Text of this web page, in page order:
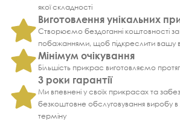
якої складності
Виготовлення унікальних
Створюємо бездоганні коштовності
побажаннями, щоб підкреслити вашу
Мінімум очікування
Більшість прикрас виготовляємо
3 роки гарантії
Ми впевнені у своїх прикрасах та
безкоштовне обслуговування виробу
терміну